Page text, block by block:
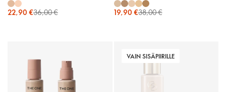
22,90 €36,00 €
19,90 €38,00 €
VAIN SISÄPIIRILLE